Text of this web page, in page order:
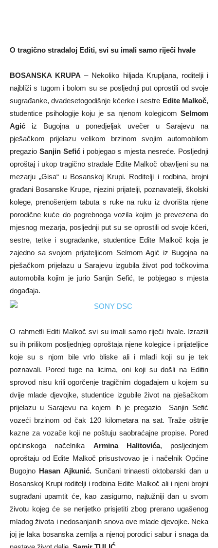
O tragično stradaloj Editi, svi su imali samo riječi hvale
BOSANSKA KRUPA – Nekoliko hiljada Krupljana, roditelji i
najbliži s tugom i bolom su se posljednji put oprostili od svoje
sugrađanke, dvadesetogodišnje kćerke i sestre Edite Malkoč,
studentice psihologije koju je sa njenom kolegicom Selmom
Agić iz Bugojna u ponedjeljak uvečer u Sarajevu na
pješačkom prijelazu velikom brzinom svojim automobilom
pregazio Sanjin Sefić i pobjegao s mjesta nesreće. Posljednji
oproštaj i ukop tragično stradale Edite Malkoč obavljeni su na
mezarju „Gisa“ u Bosanskoj Krupi. Roditelji i rodbina, brojni
građani Bosanske Krupe, njezini prijatelji, poznavatelji, školski
kolege, prenošenjem tabuta s ruke na ruku iz dvorišta njene
porodične kuće do pogrebnoga vozila kojim je prevezena do
mjesnog mezarja, posljednji put su se oprostili od svoje kćeri,
sestre, tetke i sugrađanke, studentice Edite Malkoč koja je
zajedno sa svojom prijateljicom Selmom Agić iz Bugojna na
pješačkom prijelazu u Sarajevu izgubila život pod točkovima
automobila kojim je jurio Sanjin Sefić, te pobjegao s mjesta
događaja.
O rahmetli Editi Malkoč svi su imali samo riječi hvale. Izrazili
su ih prilikom posljednjeg oproštaja njene kolegice i prijateljice
koje su s njom bile vrlo bliske ali i mladi koji su je tek
poznavali. Pored tuge na licima, oni koji su došli na Editin
sprovod nisu krili ogorčenje tragičnim događajem u kojem su
dvije mlade djevojke, studentice izgubile život na pješačkom
prijelazu u Sarajevu na kojem ih je pregazio Sanjin Sefić
vozeći brzinom od čak 120 kilometara na sat. Traže oštrije
kazne za vozače koji ne poštuju saobraćajne propise. Pored
općinskoga načelnika Armina Halitovića, posljednjem
oproštaju od Edite Malkoč prisustvovao je i načelnik Općine
Bugojno Hasan Ajkunić.Sunčani trinaesti oktobarski dan u
Bosanskoj Krupi roditelji i rodbina Edite Malkoč ali i njeni brojni
sugrađani upamtit će, kao zasigurno, najtužniji dan u svom
životu kojeg će se nerijetko prisjetiti zbog prerano ugašenog
mladog života i nedosanjanih snova ove mlade djevojke. Neka
joj je laka bosanska zemlja a njenoj porodici sabur i snaga da